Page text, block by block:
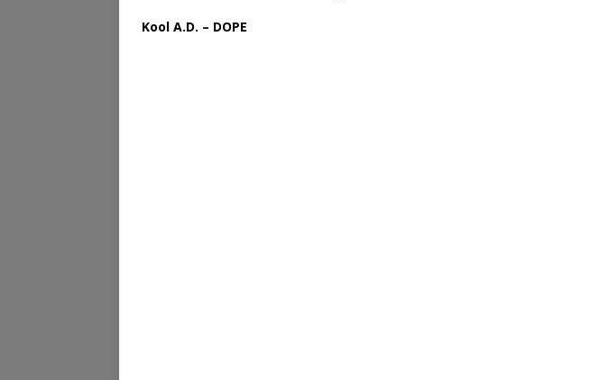
Kool A.D. – DOPE